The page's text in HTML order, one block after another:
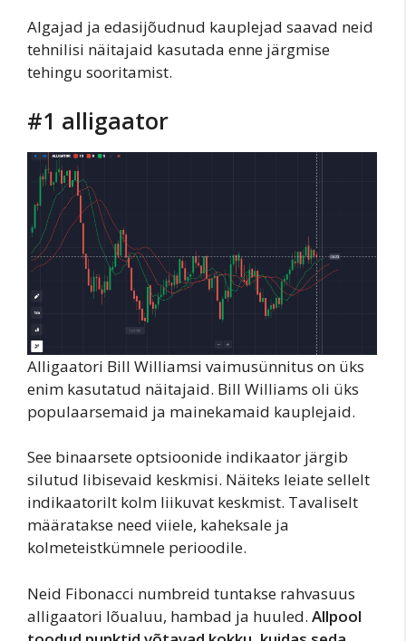
Algajad ja edasijõudnud kauplejad saavad neid
tehnilisi näitajaid kasutada enne järgmise
tehingu sooritamist.
#1 alligaator
Alligaatori Bill Williamsi vaimusünnitus on üks
enim kasutatud näitajaid. Bill Williams oli üks
populaarsemaid ja mainekamaid kauplejaid.
See binaarsete optsioonide indikaator järgib
silutud libisevaid keskmisi. Näiteks leiate sellelt
indikaatorilt kolm liikuvat keskmist. Tavaliselt
määratakse need viiele, kaheksale ja
kolmeteistkümnele perioodile.
Neid Fibonacci numbreid tuntakse rahvasuus
alligaatori lõualuu, hambad ja huuled. Allpool